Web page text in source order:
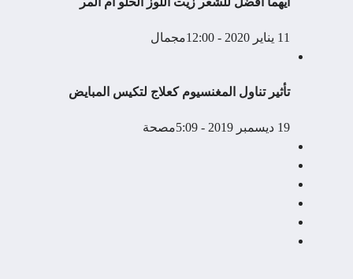
11 يناير 2020 - 12:00م جمال
تأثير تناول المغنسيوم كعلاج لتكيس المبايض
19 ديسمبر 2019 - 5:09م صحة